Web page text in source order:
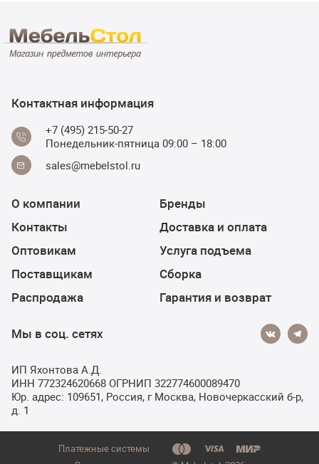
Контактная информация
+7 (495) 215-50-27
Понедельник-пятница 09:00 – 18:00
sales@mebelstol.ru
О компании
Контакты
Оптовикам
Поставщикам
Распродажа
Бренды
Доставка и оплата
Услуга подъема
Сборка
Гарантия и возврат
Мы в соц. сетях
ИП Яхонтова А.Д.
ИНН 772324620668 ОГРНИП 322774600089470
Юр. адрес: 109651, Россия, г Москва, Новочеркасский б-р,
д. 1
Платежные системы